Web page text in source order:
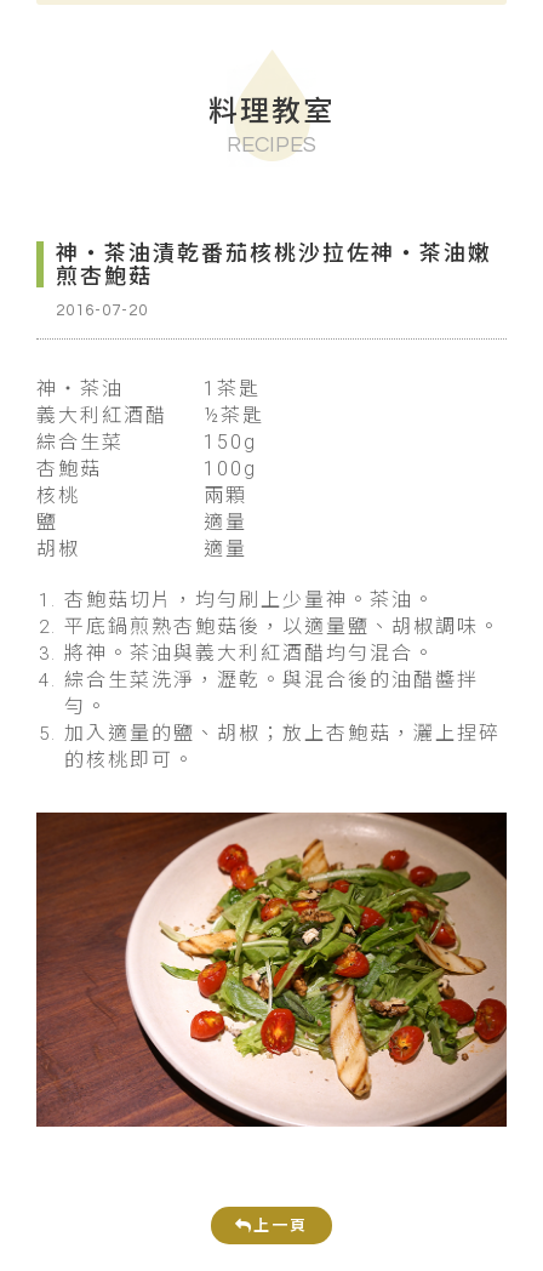
料理教室
RECIPES
神・茶油漬乾番茄核桃沙拉佐神・茶油嫩
煎杏鮑菇
2016-07-20
神・茶油 1茶匙
義大利紅酒醋 ½茶匙
綜合生菜 150g
杏鮑菇 100g
核桃 兩顆
鹽
適量
胡椒
適量
杏鮑菇切片，均勻刷上少量神。茶油。
平底鍋煎熟杏鮑菇後，以適量鹽、胡椒調味。
將神。茶油與義大利紅酒醋均勻混合。
綜合生菜洗淨，瀝乾。與混合後的油醋醬拌
勻。
加入適量的鹽、胡椒；放上杏鮑菇，灑上捏碎
的核桃即可。
上一頁